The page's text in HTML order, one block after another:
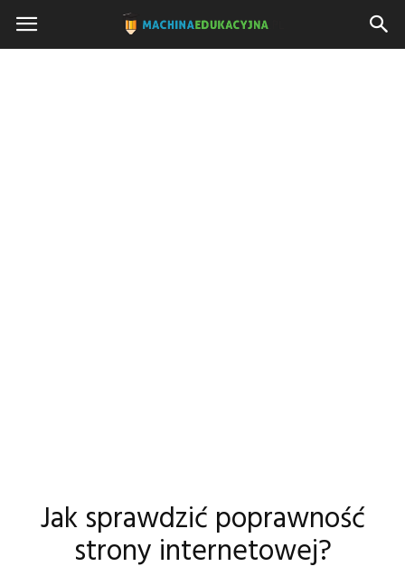
Machinaedukacyjna.pl
Jak sprawdzić poprawność
strony internetowej?